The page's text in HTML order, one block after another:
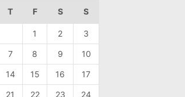
T F S S
1 2 3
7 8 9 10
14 15 16 17
21 22 23 24